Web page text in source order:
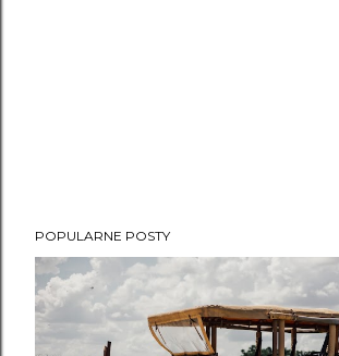
POPULARNE POSTY